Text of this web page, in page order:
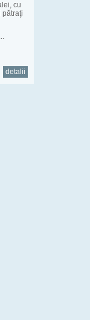
cu
pătraţi
detalii